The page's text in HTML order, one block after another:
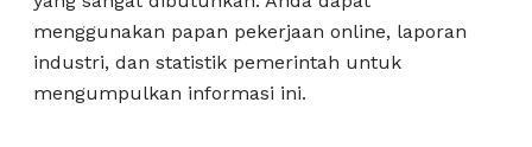
menggunakan papan pekerjaan online, laporan
industri, dan statistik pemerintah untuk
mengumpulkan informasi ini.